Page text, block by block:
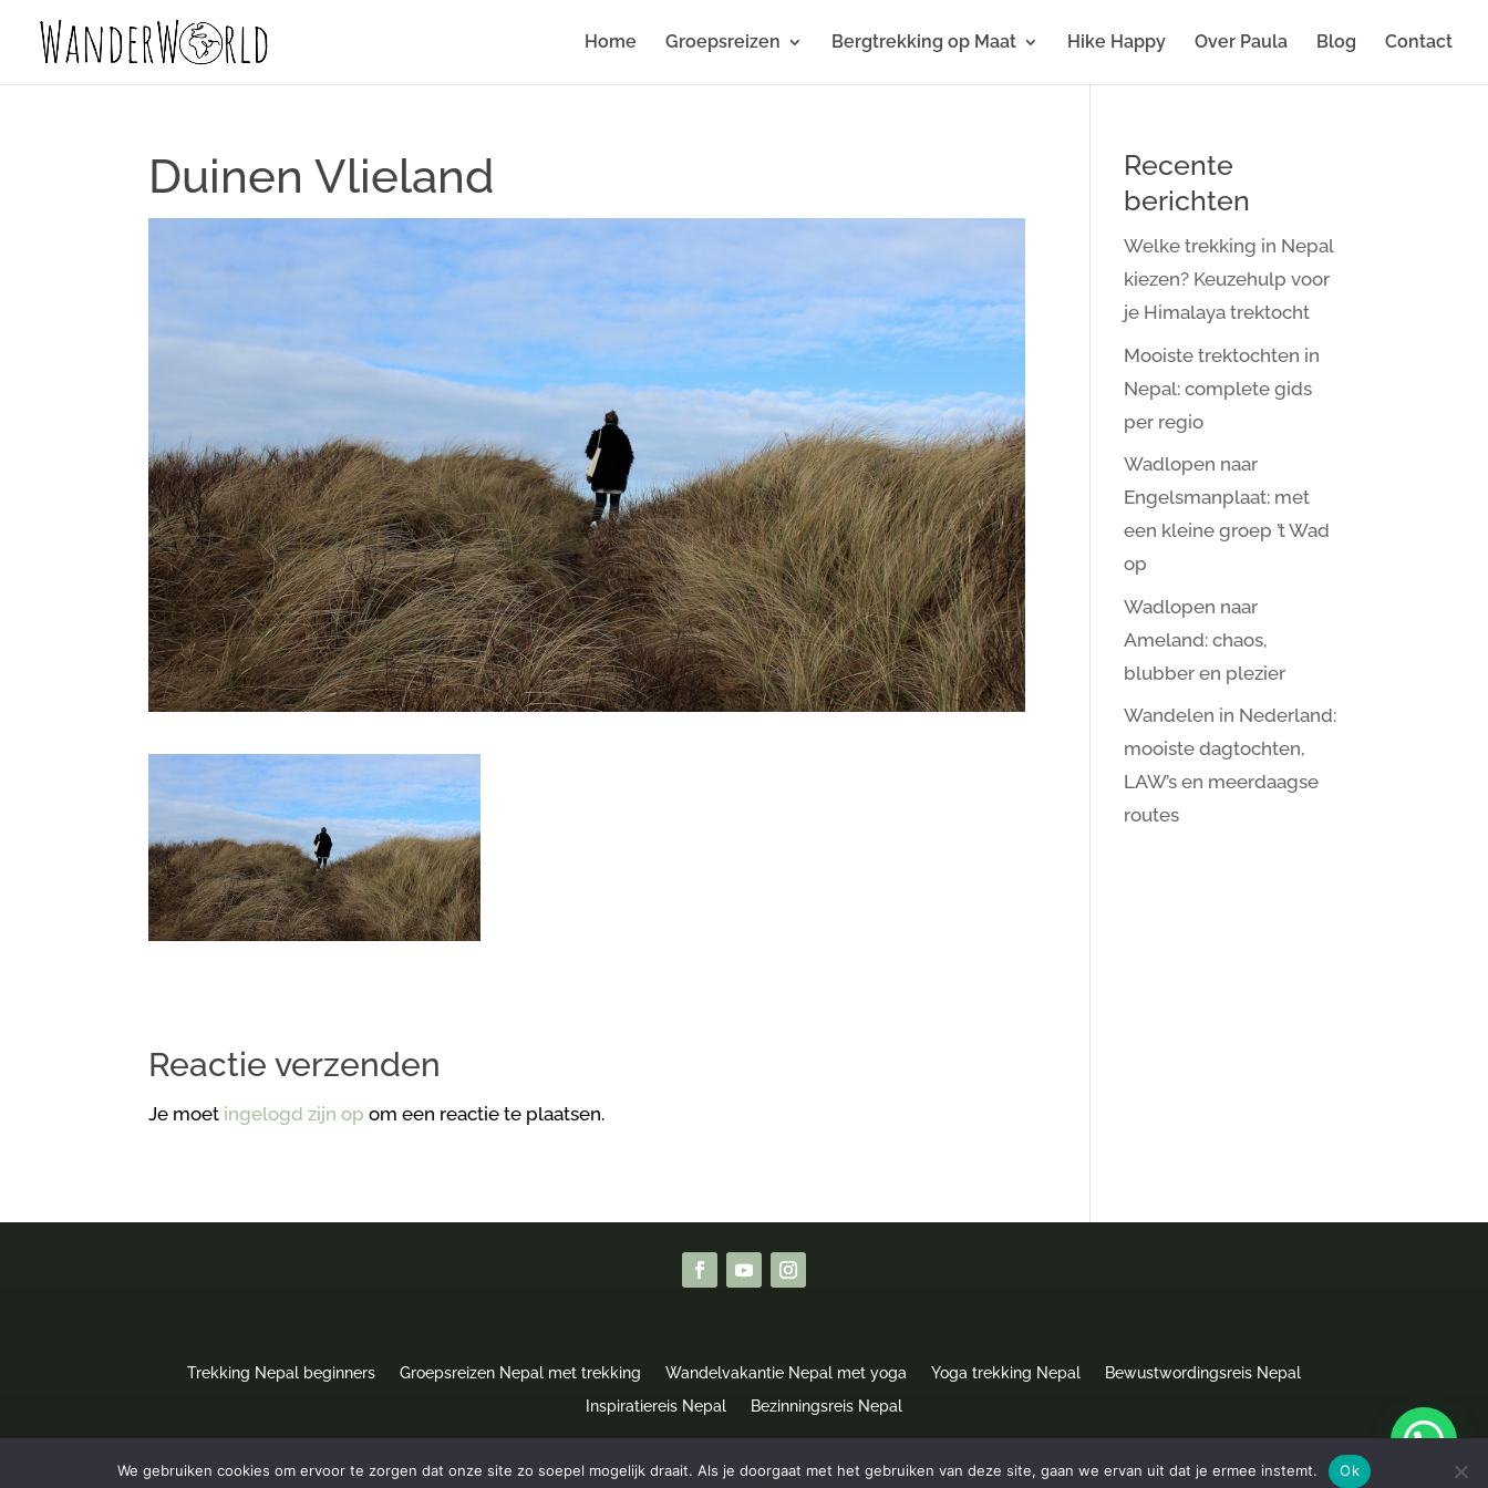
Home Groepsreizen Bergtrekking op Maat Hike Happy Over Paula Blog Contact
Duinen Vlieland
Reactie verzenden
Je moet ingelogd zijn op om een reactie te plaatsen.
Recente
berichten
Welke trekking in Nepal
kiezen? Keuzehulp voor
je Himalaya trektocht
Mooiste trektochten in
Nepal: complete gids
per regio
Wadlopen naar
Engelsmanplaat: met
een kleine groep ’t Wad
op
Wadlopen naar
Ameland: chaos,
blubber en plezier
Wandelen in Nederland:
mooiste dagtochten,
LAW’s en meerdaagse
routes
Trekking Nepal beginners Groepsreizen Nepal met trekking Wandelvakantie Nepal met yoga Yoga trekking Nepal
Bewustwordingsreis Nepal
Inspiratiereis Nepal
Bezinningsreis Nepal
Privacyverklaring|Algemene Voorwaarden Website doorwebbouwenaandekeukentafel.nl
We gebruiken cookies om ervoor te zorgen dat onze site zo soepel mogelijk draait. Als je doorgaat met het gebruiken van deze site, gaan we ervan uit dat je ermee instemt. Ok